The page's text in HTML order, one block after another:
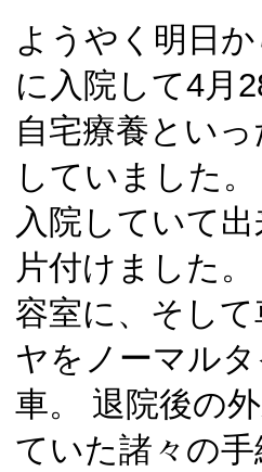
ようやく明日
に入院して4月
自宅療養とい
していました
入院していて
片付けました
容室に、そし
ヤをノーマル
車。 退院後の
ていた諸々の